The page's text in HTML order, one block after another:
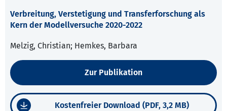
Verbreitung, Verstetigung und Transferforschung als
Kern der Modellversuche 2020-2022
Melzig, Christian; Hemkes, Barbara
Zur Publikation
Kostenfreier Download (PDF, 3,2 MB)